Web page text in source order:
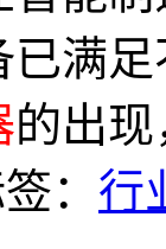
已满
的出
： 行